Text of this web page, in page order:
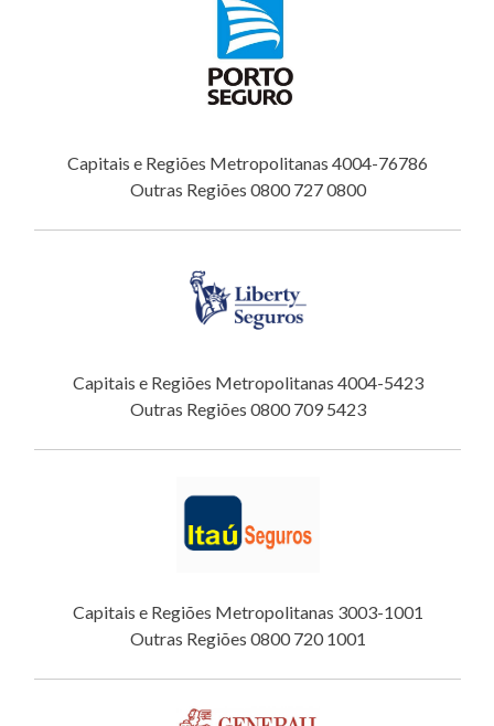
Capitais e Regiões Metropolitanas 4004-76786
Outras Regiões 0800 727 0800
Capitais e Regiões Metropolitanas 4004-5423
Outras Regiões 0800 709 5423
Capitais e Regiões Metropolitanas 3003-1001
Outras Regiões 0800 720 1001